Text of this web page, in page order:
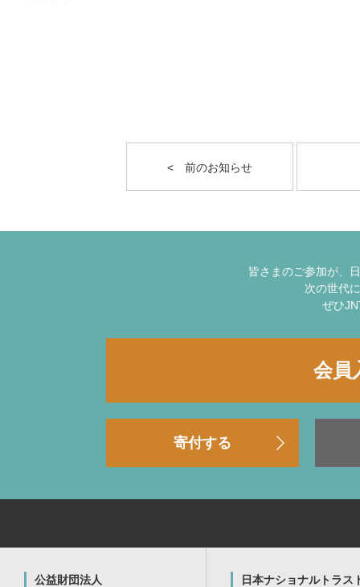
< 前のお知らせ
皆さまのご参加が、
次の世代
ぜひ
会員
寄付する
公益財団法人
日本ナショナルトラス